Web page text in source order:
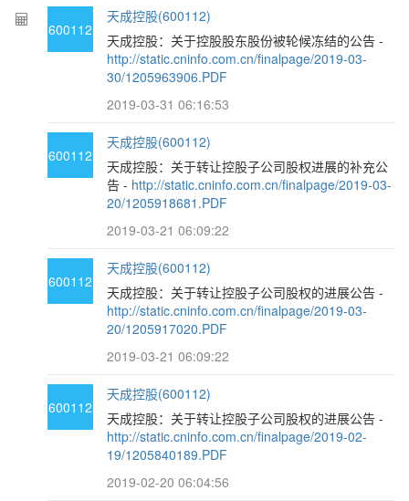
600112
天成控股(600112)
天成控股：关于控股股东股份被轮候冻结的公告 -
http://static.cninfo.com.cn/finalpage/2019-03-
30/1205963906.PDF
2019-03-31 06:16:53
600112
天成控股(600112)
天成控股：关于转让控股子公司股权进展的补充公
告 - http://static.cninfo.com.cn/finalpage/2019-03-
20/1205918681.PDF
2019-03-21 06:09:22
600112
天成控股(600112)
天成控股：关于转让控股子公司股权的进展公告 -
http://static.cninfo.com.cn/finalpage/2019-03-
20/1205917020.PDF
2019-03-21 06:09:22
600112
天成控股(600112)
天成控股：关于转让控股子公司股权的进展公告 -
http://static.cninfo.com.cn/finalpage/2019-02-
19/1205840189.PDF
2019-02-20 06:04:56